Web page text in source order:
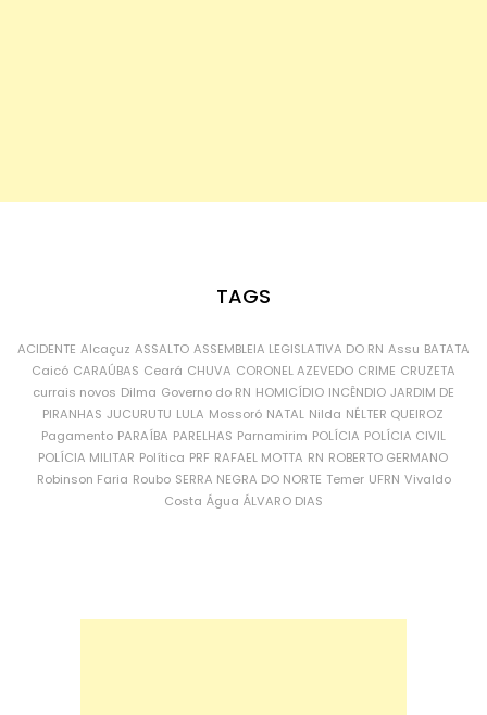
TAGS
ACIDENTE Alcaçuz ASSALTO ASSEMBLEIA LEGISLATIVA DO RN Assu BATATA
Caicó CARAÚBAS Ceará CHUVA CORONEL AZEVEDO CRIME CRUZETA
currais novos Dilma Governo do RN HOMICÍDIO INCÊNDIO JARDIM DE
PIRANHAS JUCURUTU LULA Mossoró NATAL Nilda NÉLTER QUEIROZ
Pagamento PARAÍBA PARELHAS Parnamirim POLÍCIA POLÍCIA CIVIL
POLÍCIA MILITAR Política PRF RAFAEL MOTTA RN ROBERTO GERMANO
Robinson Faria Roubo SERRA NEGRA DO NORTE Temer UFRN Vivaldo
Costa Água ÁLVARO DIAS